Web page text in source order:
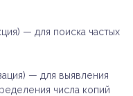
— для поиска частых
— для выявления
числа копий